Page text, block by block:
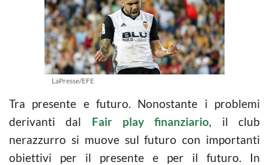
LaPresse/EFE
Tra presente e futuro. Nonostante i problemi
derivanti dal Fair play finanziario, il club
nerazzurro si muove sul futuro con importanti
obiettivi per il presente e per il futuro. In